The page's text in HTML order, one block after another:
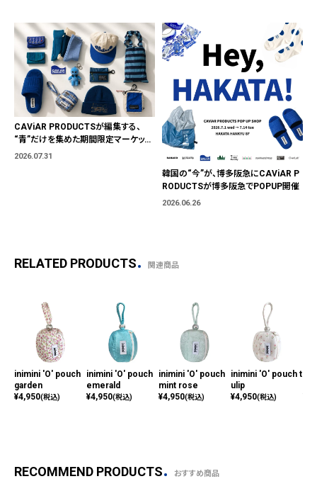
CAViAR PRODUCTSが編集する、
“青”だけを集めた期間限定マーケット
「BLUE MARKET」が横浜に。ブランド
2026.07.31
韓国の“今”が、博多阪急にCAViAR P
RODUCTSが博多阪急でPOPUP開催
2026.06.26
RELATED PRODUCTS 関連商品
inimini 'O' pouch
garden
¥4,950(税込)
inimini 'O' pouch
emerald
¥4,950(税込)
inimini 'O' pouch
mint rose
¥4,950(税込)
inimini 'O' pouch t
ulip
¥4,950(税込)
RECOMMEND PRODUCTS おすすめ商品